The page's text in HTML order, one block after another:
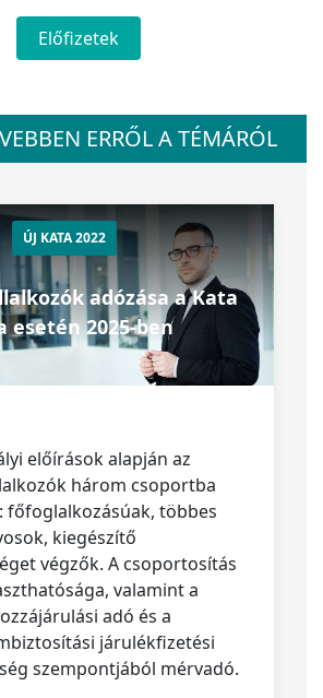
Előfizetek
ERRŐL A TÉMÁRÓL
ÚJ KATA 2022
adózása a Kata
esetén 2025-ben
előírások alapján az
három csoportba
főfoglalkozásúak, többes
kiegészítő
végzők. A csoportosítás
valamint a
adó és a
járulékfizetési
szempontjából mérvadó.